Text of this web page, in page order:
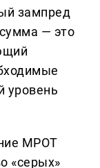
зампред
— это
уровень
МРОТ
«серых»